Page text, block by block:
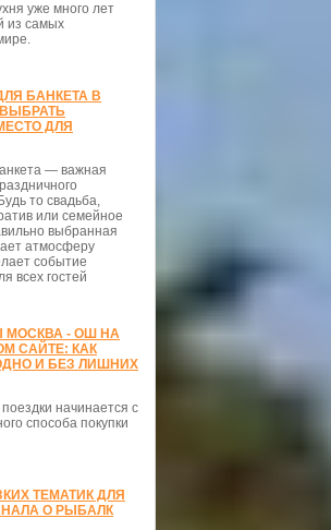
уже много лет
из самых
БАНКЕТА В
ДЛЯ
— важная
то свадьба,
или семейное
выбранная
атмосферу
событие
всех гостей
МОСКВА - ОШ НА
САЙТЕ: КАК
И БЕЗ ЛИШНИХ
начинается с
способа покупки
ТЕМАТИК ДЛЯ
О РЫБАЛК